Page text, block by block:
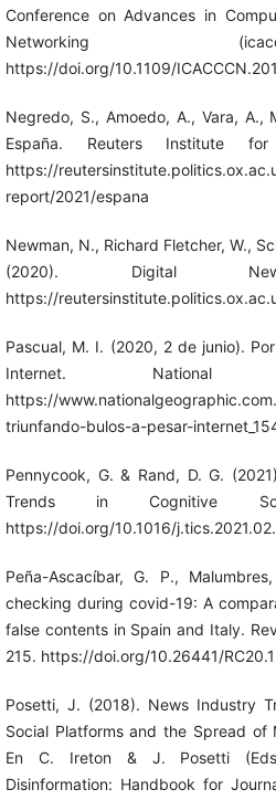
Conference on Advances in
Networking
https://doi.org/10.1109/
Negredo, S., Amoedo, A., Vara, A.,
España. Reuters Institute
https://
report/2021/espana
Newman, N., Richard Fletcher, W.,
(2020). Digital
https://
Pascual, M. I. (2020, 2 de junio).
Internet. National
https://
triunfando-bulos-a-pesar-
Pennycook, G. & Rand, D. G.
Trends in Cognitive
https://doi.org/10.1016/
Peña-Ascacíbar, G. P.,
checking during covid-19: A
false contents in Spain and Italy.
215. https://doi.org/10.26441/
‎Posetti, J. (2018). News Industry
Social Platforms and the Spread of
En C. Ireton & J. Posetti
Disinformation: Handbook for